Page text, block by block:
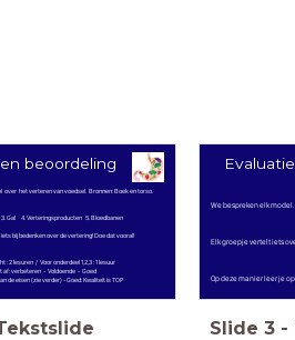
beoordeling
over het verteren van voedsel. Bronnen: Boek en torso.
Gal 4. Verteringsproducten 5. Bloedbanen
bij bedenken over de vertering! Doe dat vooral!
lesuren / Voor onderdeel 1,2,3 : 1 lesuur
af: verbeteren - Voldoende - Goed
(zie verder) - Goed: Kwaliteit is TOP
We bespreken elk model.
Elk groepje vertelt iets
Op deze manier leer je
Slide 3 -